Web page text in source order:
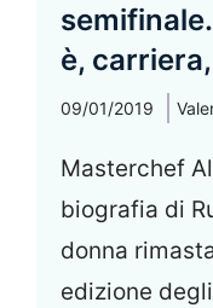
è,
09/01/2019
Masterchef
biografia di
donna
edizione